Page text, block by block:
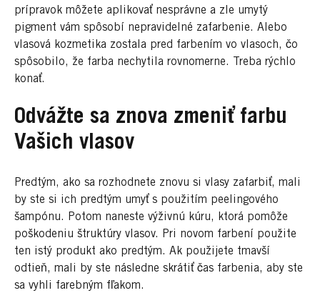
prípravok môžete aplikovať nesprávne a zle umytý
pigment vám spôsobí nepravidelné zafarbenie. Alebo
vlasová kozmetika zostala pred farbením vo vlasoch, čo
spôsobilo, že farba nechytila rovnomerne. Treba rýchlo
konať.
Odvážte sa znova zmeniť farbu
Vašich vlasov
Predtým, ako sa rozhodnete znovu si vlasy zafarbiť, mali
by ste si ich predtým umyť s použitím peelingového
šampónu. Potom naneste výživnú kúru, ktorá pomôže
poškodeniu štruktúry vlasov. Pri novom farbení použite
ten istý produkt ako predtým. Ak použijete tmavší
odtieň, mali by ste následne skrátiť čas farbenia, aby ste
sa vyhli farebným fľakom.